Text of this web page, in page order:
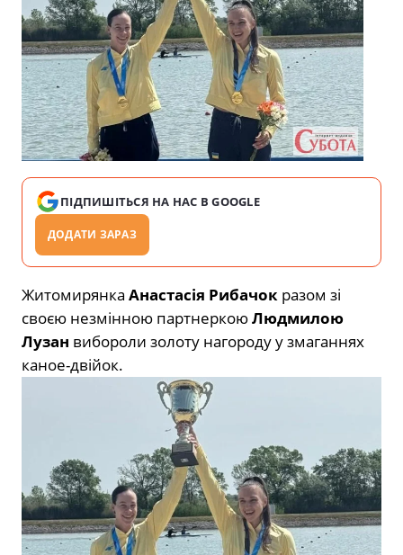
ПІДПИШІТЬСЯ НА НАС В GOOGLE
ДОДАТИ ЗАРАЗ
Житомирянка Анастасія Рибачок разом зі
своєю незмінною партнеркоюЛюдмилою
Лузан вибороли золоту нагороду у змаганнях
каное-двійок.